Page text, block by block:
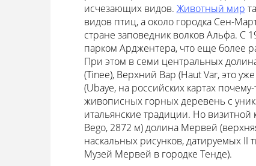
исчезающих видов. Животный мир
видов птиц, а около городка Сен-
стране заповедник волков Альфа. С
парком Арджентера, что еще более
При этом в семи центральных
(Tinee), Верхний Вар (Haut Var, это
(Ubaye, на российских картах
живописных горных деревень с
итальянские традиции. Но визитной
Bego, 2872 м) долина Мервей
наскальных рисунков, датируемых II
Музей Мервей в городке Тенде).